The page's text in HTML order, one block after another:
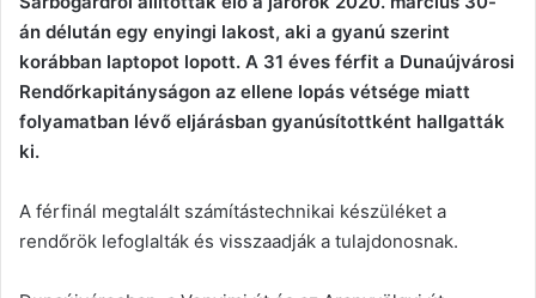
án délután egy enyingi lakost, aki a gyanú szerint
korábban laptopot lopott. A 31 éves férfit a Dunaújvárosi
Rendőrkapitányságon az ellene lopás vétsége miatt
folyamatban lévő eljárásban gyanúsítottként hallgatták
ki.
A férfinál megtalált számítástechnikai készüléket a
rendőrök lefoglalták és visszaadják a tulajdonosnak.